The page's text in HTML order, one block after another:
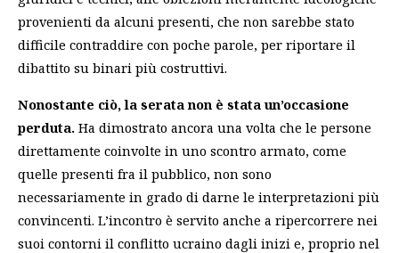
provenienti da alcuni presenti, che non sarebbe stato
difficile contraddire con poche parole, per riportare il
dibattito su binari più costruttivi.
Nonostante ciò, la serata non è stata un’occasione
perduta. Ha dimostrato ancora una volta che le persone
direttamente coinvolte in uno scontro armato, come
quelle presenti fra il pubblico, non sono
necessariamente in grado di darne le interpretazioni più
convincenti. L’incontro è servito anche a ripercorrere nei
suoi contorni il conflitto ucraino dagli inizi e, proprio nel